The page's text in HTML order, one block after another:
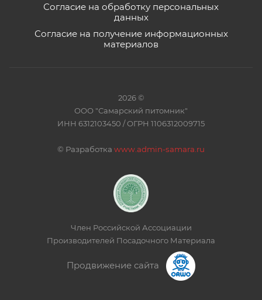
Согласие на обработку персональных
данных
Согласие на получение информационных
материалов
2026 ©
ООО "Самарский питомник"
ИНН 6312103450 / ОГРН 1106312009715
© Разработка www.admin-samara.ru
Член Российской Ассоциации
Производителей Посадочного Материала
Продвижение сайта